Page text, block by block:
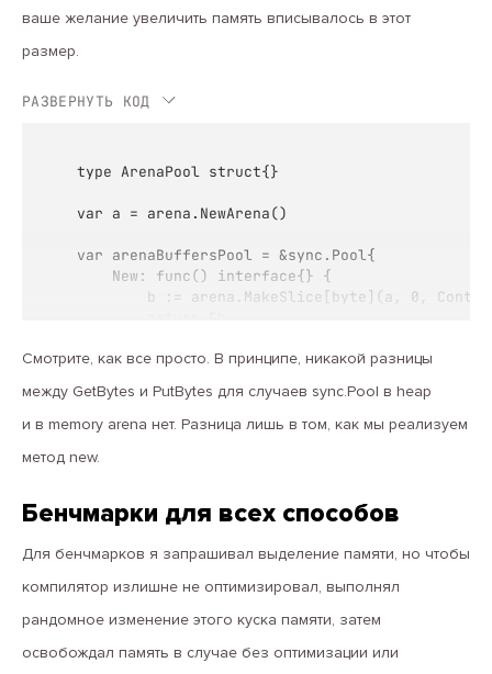
ваше желание увеличить память вписывалось в этот
размер.
type ArenaPool struct{}
var a = arena.NewArena()
var arenaBuffersPool = &sync.Pool{
}
func (p *ArenaPool) GetBytes() *[]byte {
	return arenaBuffersPool.Get().(*[]byte)
	if cap(*b) > ContentCap {
		return
	}
	*b = (*b)[:0]
	arenaBuffersPool.Put(b)
РАЗВЕРНУТЬ КОД
Смотрите, как все просто. В принципе, никакой разницы
между GetBytes и PutBytes для случаев sync.Pool в heap
и в memory arena нет. Разница лишь в том, как мы реализуем
метод new.
Бенчмарки для всех способов
Для бенчмарков я запрашивал выделение памяти, но чтобы
компилятор излишне не оптимизировал, выполнял
рандомное изменение этого куска памяти, затем
освобождал память в случае без оптимизации или